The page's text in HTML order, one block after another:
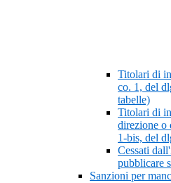
Titolari di
co. 1, del
tabelle)
Titolari di
direzione o
1-bis, del
Cessati
pubblicare
Sanzioni per